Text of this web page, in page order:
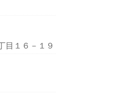
目１６－１９